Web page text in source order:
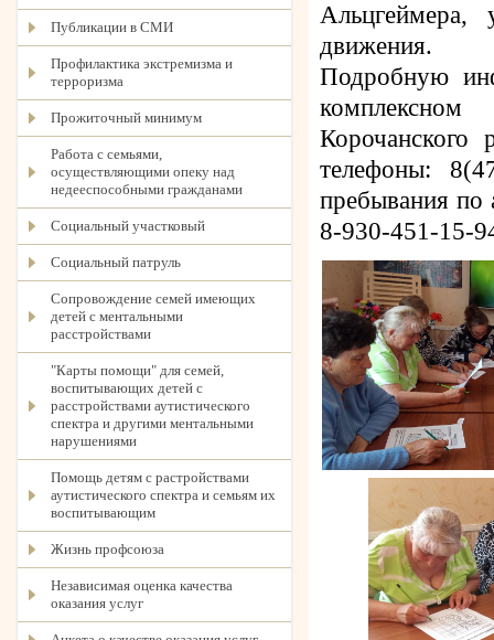
Публикации в СМИ
Профилактика экстремизма и
терроризма
Прожиточный минимум
Работа с семьями,
осуществляющими опеку над
недееспособными гражданами
Социальный участковый
Социальный патруль
Сопровождение семей имеющих
детей с ментальными
расстройствами
"Карты помощи" для семей,
воспитывающих детей с
расстройствами аутистического
спектра и другими ментальными
нарушениями
Помощь детям с растройствами
аутистического спектра и семьям их
воспитывающим
Жизнь профсоюза
Независимая оценка качества
оказания услуг
Альцгеймера,
движения.
Подробную
комплексном
телефоны:
пребывания по
8-930-451-15-